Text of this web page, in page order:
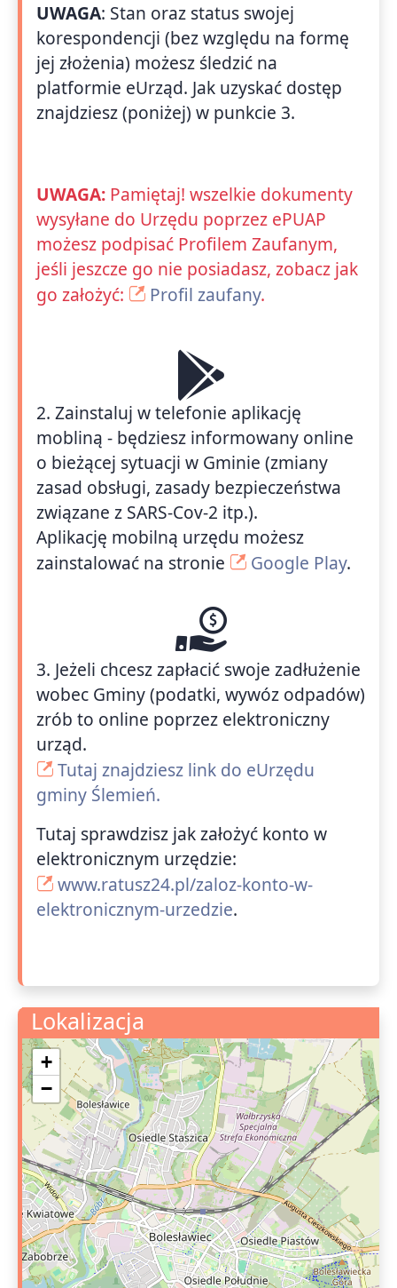
UWAGA: Stan oraz status swojej
korespondencji (bez względu na formę
jej złożenia) możesz śledzić na
platformie eUrząd. Jak uzyskać dostęp
znajdziesz (poniżej) w punkcie 3.
UWAGA: Pamiętaj! wszelkie dokumenty
wysyłane do Urzędu poprzez ePUAP
możesz podpisać Profilem Zaufanym,
jeśli jeszcze go nie posiadasz, zobacz jak
go założyć:
Profil zaufany.
2. Zainstaluj w telefonie aplikację
mobliną - będziesz informowany online
o bieżącej sytuacji w Gminie (zmiany
zasad obsługi, zasady bezpieczeństwa
związane z SARS-Cov-2 itp.).
Aplikację mobilną urzędu możesz
zainstalować na stronie
Google Play.
3. Jeżeli chcesz zapłacić swoje zadłużenie
wobec Gminy (podatki, wywóz odpadów)
zrób to online poprzez elektroniczny
urząd.
Tutaj znajdziesz link do eUrzędu
gminy Ślemień.
Tutaj sprawdzisz jak założyć konto w
elektronicznym urzędzie:
www.ratusz24.pl/zaloz-konto-w-
elektronicznym-urzedzie.
Lokalizacja
+
−